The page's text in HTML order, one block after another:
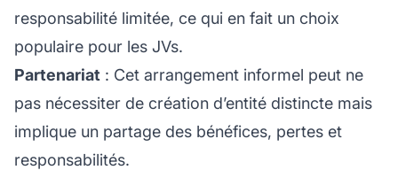
responsabilité limitée, ce qui en fait un choix
populaire pour les JVs.
Partenariat : Cet arrangement informel peut ne
pas nécessiter de création d’entité distincte mais
implique un partage des bénéfices, pertes et
responsabilités.